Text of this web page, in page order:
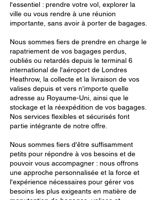
l'essentiel : prendre votre vol, explorer la
ville ou vous rendre à une réunion
importante, sans avoir à porter de bagages.
Nous sommes fiers de prendre en charge le
rapatriement de vos bagages perdus,
oubliés ou retardés depuis le terminal 6
international de l'aéroport de Londres
Heathrow, la collecte et la livraison de vos
valises depuis et vers n'importe quelle
adresse au Royaume-Uni, ainsi que le
stockage et la réexpédition de vos bagages.
Nos services flexibles et sécurisés font
partie intégrante de notre offre.
Nous sommes fiers d'être suffisamment
petits pour répondre à vos besoins et de
pouvoir vous accompagner : nous offrons
une approche personnalisée et la force et
l'expérience nécessaires pour gérer vos
besoins les plus exigeants en matière de